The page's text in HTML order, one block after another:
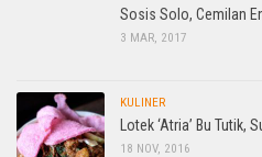
Sosis Solo, Cemilan
3 MAR, 2017
KULINER
Lotek ‘Atria’ Bu
18 NOV, 2016